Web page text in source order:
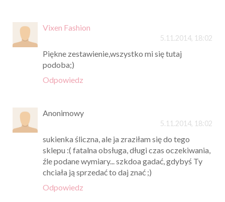
Vixen Fashion
5.11.2014, 18:02
Piękne zestawienie,wszystko mi się tutaj
podoba;)
Odpowiedz
Anonimowy
5.11.2014, 18:02
sukienka śliczna, ale ja zraziłam się do tego
sklepu :( fatalna obsługa, długi czas oczekiwania,
źle podane wymiary... szkdoa gadać, gdybyś Ty
chciała ją sprzedać to daj znać ;)
Odpowiedz